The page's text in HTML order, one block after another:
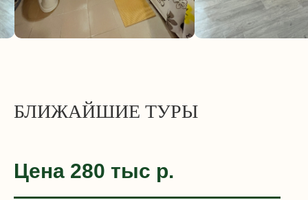
БЛИЖАЙШИЕ ТУРЫ
Цена 280 тыс р.